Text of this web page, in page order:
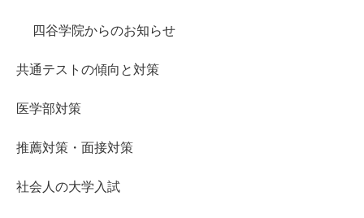
四谷学院からのお知らせ
共通テストの傾向と対策
医学部対策
推薦対策・面接対策
社会人の大学入試